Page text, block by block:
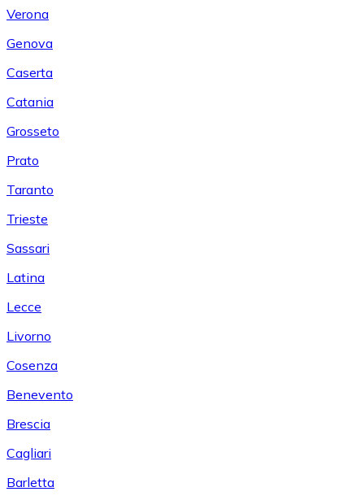
Verona
Genova
Caserta
Catania
Grosseto
Prato
Taranto
Trieste
Sassari
Latina
Lecce
Livorno
Cosenza
Benevento
Brescia
Cagliari
Barletta